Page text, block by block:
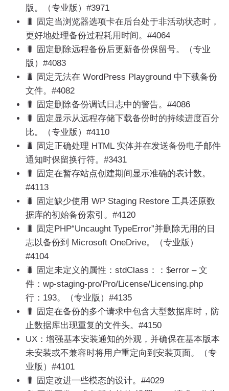
版。（专业版）#3971
🐛 固定当浏览器选项卡在后台处于非活动状态时，
更好地处理备份过程耗用时间。#4064
🐛 固定删除远程备份后更新备份保留号。（专业
版）#4083
🐛 固定无法在 WordPress Playground 中下载备份
文件。#4082
🐛 固定删除备份调试日志中的警告。#4086
🐛 固定显示从远程存储下载备份时的持续进度百分
比。（专业版）#4110
🐛 固定正确处理 HTML 实体并在发送备份电子邮件
通知时保留换行符。#3431
🐛 固定在暂存站点创建期间显示准确的表计数。
#4113
🐛 固定缺少使用 WP Staging Restore 工具还原数
据库的初始备份索引。#4120
🐛 固定PHP“Uncaught TypeError”并删除无用的日
志以备份到 Microsoft OneDrive。（专业版）
#4104
🐛 固定未定义的属性：stdClass：：$error – 文
件：wp-staging-pro/Pro/License/Licensing.php
行：193。（专业版）#4135
🐛 固定在备份的多个请求中包含大型数据库时，防
止数据库出现重复的文件头。#4150
UX：增强基本安装通知的外观，并确保在基本版本
未安装或不兼容时将用户重定向到安装页面。（专
业版）#4101
🐛 固定改进一些模态的设计。#4029